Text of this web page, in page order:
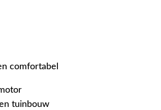
comfortabel
tuinbouw